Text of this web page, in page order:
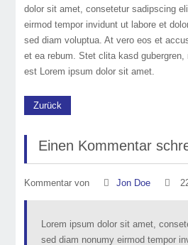
dolor sit amet, consetetur sadipscing
eirmod tempor invidunt ut labore et
sed diam voluptua. At vero eos et
et ea rebum. Stet clita kasd
est Lorem ipsum dolor sit amet.
Zurück
Einen Kommentar
Kommentar von Jon Doe
Lorem ipsum dolor sit amet,
sed diam nonumy eirmod tempor